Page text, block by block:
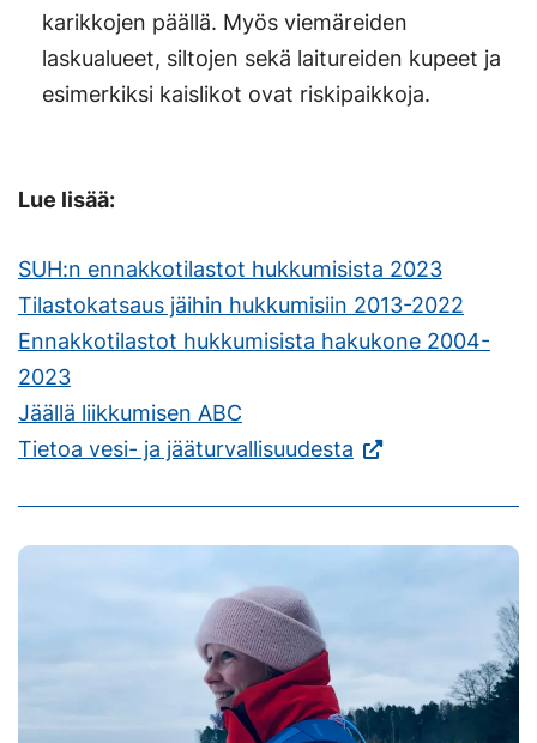
karikkojen päällä. Myös viemäreiden
laskualueet, siltojen sekä laitureiden kupeet ja
esimerkiksi kaislikot ovat riskipaikkoja.
Lue lisää:
SUH:n ennakkotilastot hukkumisista 2023
Tilastokatsaus jäihin hukkumisiin 2013-2022
Ennakkotilastot hukkumisista hakukone 2004-
2023
Jäällä liikkumisen ABC
Tietoa vesi- ja jääturvallisuudesta (Vieraile